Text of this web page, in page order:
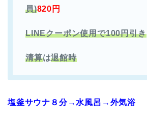
員)820円
LINEクーポン使用で100円引き
清算は退館時
塩釜サウナ８分→水風呂→外気浴